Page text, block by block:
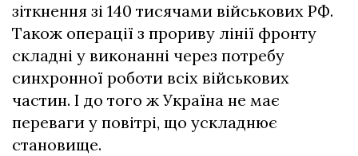
зіткнення зі 140 тисячами військових РФ.
Також операції з прориву лінії фронту
складні у виконанні через потребу
синхронної роботи всіх військових
частин. І до того ж Україна не має
переваги у повітрі, що ускладнює
становище.